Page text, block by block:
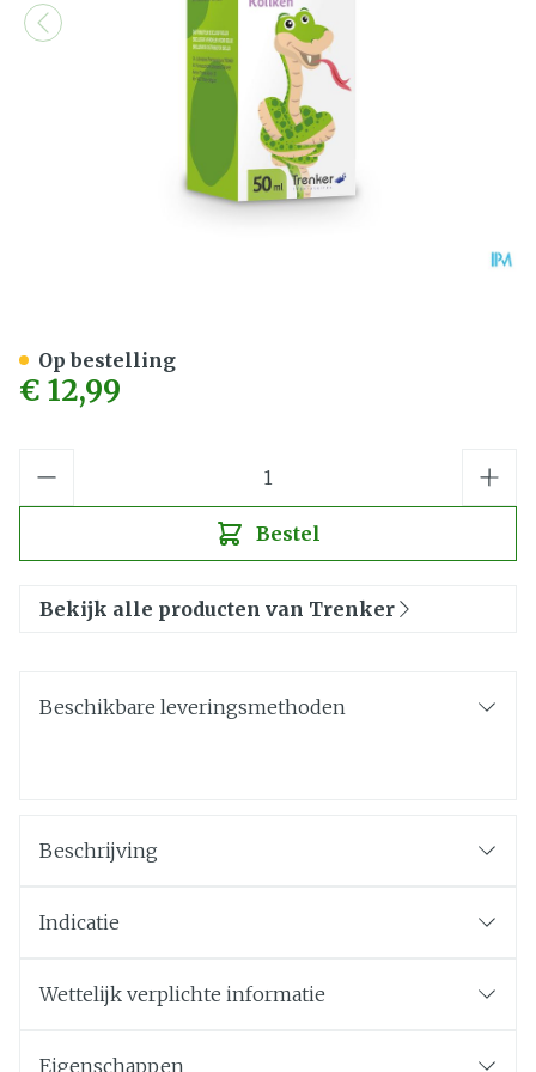
€ 12,99
Bestel
Op bestelling
Bekijk alle producten van Trenker
Beschikbare leveringsmethoden
Beschrijving
Indicatie
Wettelijk verplichte informatie
Eigenschappen